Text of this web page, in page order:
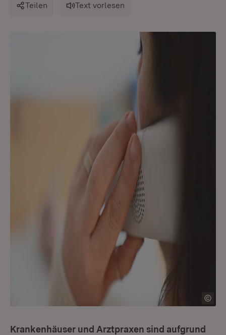
Teilen Text vorlesen
Krankenhäuser und Arztpraxen sind aufgrund